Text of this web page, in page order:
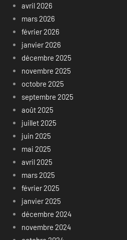
avril 2026
mars 2026
février 2026
janvier 2026
décembre 2025
novembre 2025
octobre 2025
septembre 2025
août 2025
juillet 2025
juin 2025
mai 2025
avril 2025
mars 2025
février 2025
janvier 2025
décembre 2024
novembre 2024